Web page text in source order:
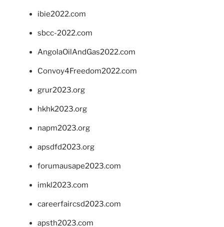
ibie2022.com
sbcc-2022.com
AngolaOilAndGas2022.com
Convoy4Freedom2022.com
grur2023.org
hkhk2023.org
napm2023.org
apsdfd2023.org
forumausape2023.com
imkl2023.com
careerfaircsd2023.com
apsth2023.com